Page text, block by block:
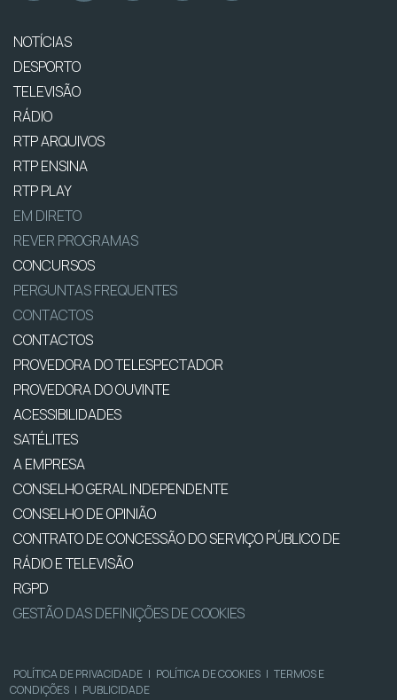
NOTÍCIAS
DESPORTO
TELEVISÃO
RÁDIO
RTP ARQUIVOS
RTP ENSINA
RTP PLAY
EM DIRETO
REVER PROGRAMAS
CONCURSOS
PERGUNTAS FREQUENTES
CONTACTOS
CONTACTOS
PROVEDORA DO TELESPECTADOR
PROVEDORA DO OUVINTE
ACESSIBILIDADES
SATÉLITES
A EMPRESA
CONSELHO GERAL INDEPENDENTE
CONSELHO DE OPINIÃO
CONTRATO DE CONCESSÃO DO SERVIÇO PÚBLICO DE
RÁDIO E TELEVISÃO
RGPD
GESTÃO DAS DEFINIÇÕES DE COOKIES
POLÍTICA DE PRIVACIDADE | POLÍTICA DE COOKIES | TERMOS E
CONDIÇÕES | PUBLICIDADE